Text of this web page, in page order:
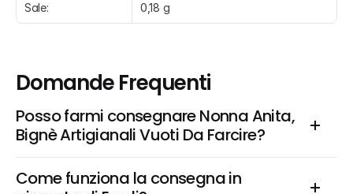
Sale: 0,18 g
Domande Frequenti
Posso farmi consegnare Nonna Anita,
Bignè Artigianali Vuoti Da Farcire?
Come funziona la consegna in